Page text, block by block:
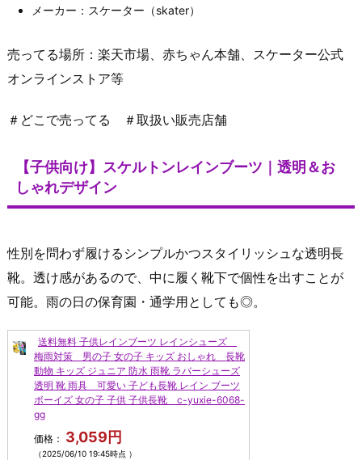
メーカー：スケーター（skater）
売ってる場所：楽天市場、赤ちゃん本舗、スケーター公式
オンラインストア等
＃どこで売ってる ＃取扱い販売店舗
【子供向け】スケルトンレインブーツ｜透明＆お
しゃれデザイン
性別を問わず履けるシンプルかつスタイリッシュな透明長
靴。透け感があるので、中に履く靴下で個性を出すことが
可能。雨の日の保育園・通学用としても◎。
送料無料 子供レインブーツ レインシューズ
梅雨対策 男の子 女の子 キッズ おしゃれ 長靴
動物 キッズ ジュニア 防水 雨靴 ラバーシューズ
透明 靴 雨具 可愛い 子ども長靴 レイン ブーツ
ボーイズ 女の子 子供 子供長靴 c-yuxie-6068-
gg
価格： 3,059円
（2025/06/10 19:45時点 ）